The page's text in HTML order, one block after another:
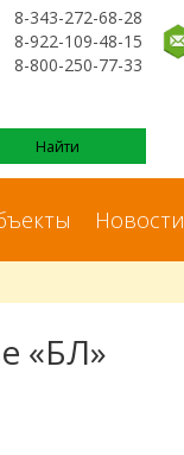
8-343-272-68-28
8-922-109-48-15
8-800-250-77-33
Новости
«БЛ»